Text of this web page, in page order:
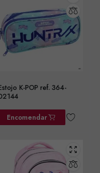
K-POP ref. 364-
Encomendar